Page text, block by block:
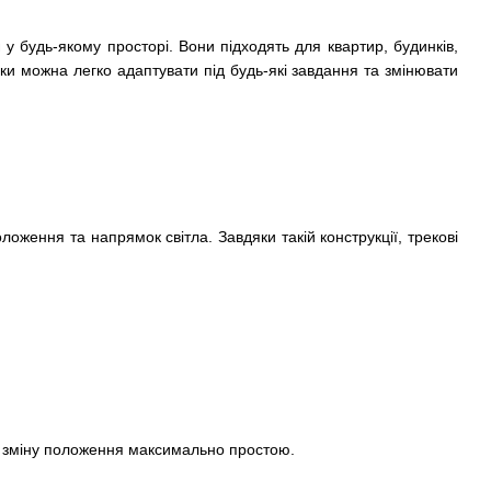
будь-якому просторі. Вони підходять для квартир, будинків,
можна легко адаптувати під будь-які завдання та змінювати
та напрямок світла. Завдяки такій конструкції, трекові
положення максимально простою.